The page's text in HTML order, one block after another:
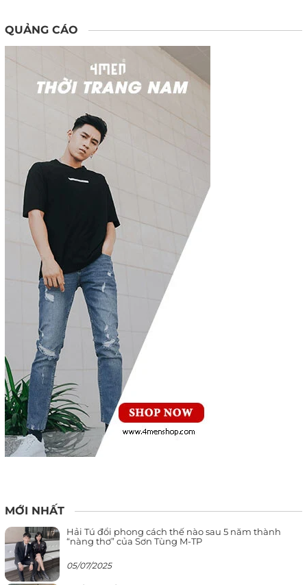
QUẢNG CÁO
MỚI NHẤT
Hải Tú đổi phong cách thế nào sau 5 năm thành
“nàng thơ” của Sơn Tùng M-TP
05/07/2025